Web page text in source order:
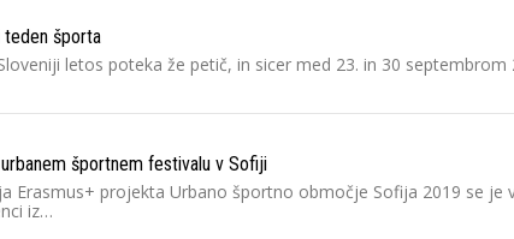
teden športa
letos poteka že petič, in sicer med 23. in 30
športnem festivalu v Sofiji
Erasmus+ projekta Urbano športno območje Sofija 2019 se
iz…